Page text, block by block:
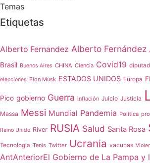
Temas
Etiquetas
Alberto Fernandez Alberto Fernández
Brasil Buenos Aires CHINA Ciencia Covid19
elecciones Elon Musk ESTADOS UNIDOS Europa
Pico gobierno Guerra inflación Juicio Justicia
Massa Messi Mundial Pandemia Politica
Reino Unido River RUSIA Salud Santa Rosa
Tecnologia Tenis Twitter Ucrania vacunas
AntAnteriorEl Gobierno de La Pampa y